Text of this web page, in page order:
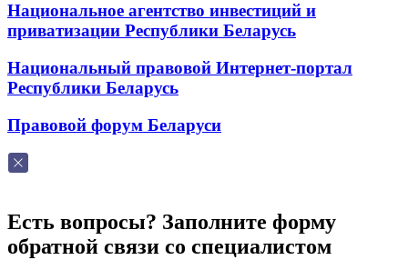
Национальное агентство инвестиций и
приватизации Республики Беларусь
Национальный правовой Интернет-портал
Республики Беларусь
Правовой форум Беларуси
Есть вопросы? Заполните форму
обратной связи со специалистом